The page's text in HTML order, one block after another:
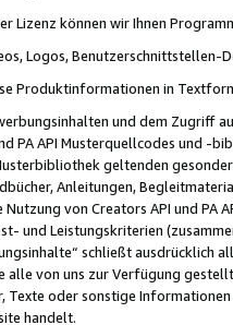
Lizenz können wir Ihnen
Logos, Benutzerschnittstellen-
Produktinformationen in
und dem Zugriff
PA API Musterquellcodes und
geltenden
Anleitungen,
von Creators API und PA
und Leistungskriterien
schließt ausdrücklich
alle von uns zur Verfügung
Texte oder sonstige
handelt.